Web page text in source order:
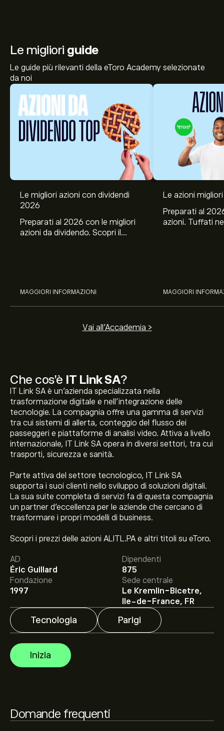
Che cos'è IT Link SA?
IT Link SA è un'azienda specializzata nella
trasformazione digitale e nell'integrazione delle
tecnologie. La compagnia offre una gamma di servizi
tra cui sistemi di allerta, conteggio del flusso dei
passeggeri e piattaforme di analisi video. Attiva a livello
internazionale, IT Link SA opera in diversi settori, tra cui
trasporti, sicurezza e sanità.
Parte attiva del settore tecnologico, IT Link SA
supporta i suoi clienti nello sviluppo di soluzioni digitali.
La sua suite completa di servizi fa di questa compagnia
un partner d'eccellenza per le aziende che cercano di
trasformare i propri modelli di business.
Scopri i prezzi delle azioni ALITL.PA e altri titoli su eToro.
AD
Éric Guillard
Dipendenti
875
Fondazione
1997
Sede centrale
Le Kremlin-Bicetre,
Ile-de-France, FR
Tecnologia Parigi
Inizia
Le migliori guide
Le guide più rilevanti della eToro Academy selezionate
da noi
Le migliori azioni con dividendi
2026
Preparati al 2026 con le migliori
azioni da dividendo. Scopri il
MAGGIORI INFORMAZIONI
Le azioni
Preparati al
azioni. Tuffati
MAGGIORI
Vai all'Accademia >
Domande frequenti
Il prezzo attuale delle azioni ALITL.PA è di 16.80‎€‎.
Il target di prezzo medio per le azioni IT Link SA è di
16.80‎€‎.
su eToro per previsioni dettagliate degli
Gli analisti offrono previsioni per le azioni IT Link SA
basate su tendenze di mercato, rapporti finanziari e
futuri movimenti dei prezzi.
La capitalizzazione di mercato di IT Link SA è 28.52M‎€‎